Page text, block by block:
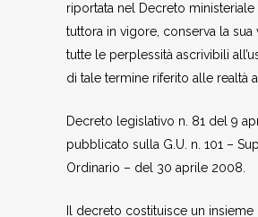
riportata nel Decreto
tuttora in vigore, conserva la sua
tutte le perplessità ascrivibili
di tale termine riferito alle realtà
Decreto legislativo n. 81 del 9
pubblicato sulla G.U. n. 101 –
Ordinario – del 30 aprile 2008.
Il decreto costituisce un